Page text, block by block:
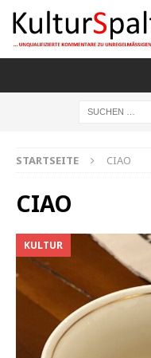
STARTSEITE CIAO
CIAO
KULTUR